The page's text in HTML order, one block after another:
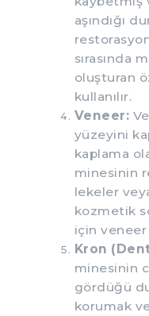
aşındığı
sırasında
oluşturan
kullanılır.
Veneer:
yüzeyini
kaplama
minesinin
lekeler
kozmetik
için veneer
Kron
minesinin
gördüğü
korumak